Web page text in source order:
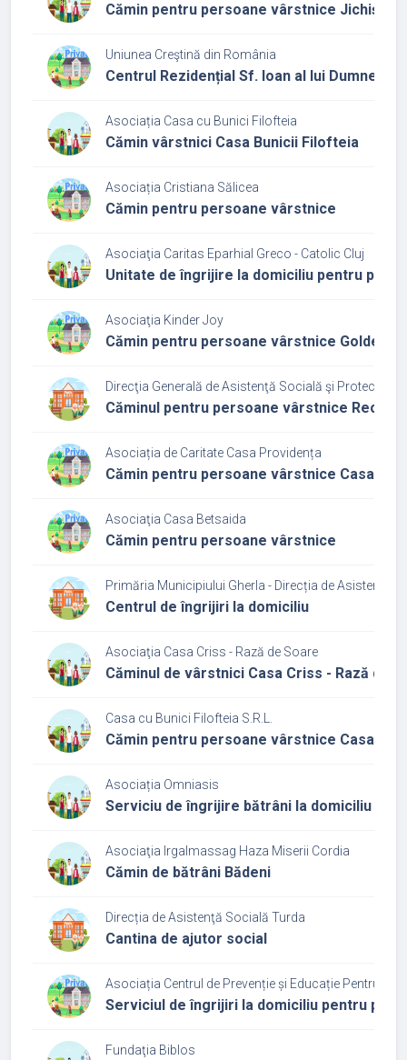
Cămin pentru persoane vârstnice Jichișu
Uniunea Creştină din România
Centrul Rezidențial Sf. Ioan al lui
Asociația Casa cu Bunici Filofteia
Cămin vârstnici Casa Bunicii Filofteia
Asociația Cristiana Sălicea
Cămin pentru persoane vârstnice
Asociaţia Caritas Eparhial Greco - Catolic Cluj
Unitate de îngrijire la domiciliu pentru
Asociaţia Kinder Joy
Cămin pentru persoane vârstnice Golden
Direcţia Generală de Asistenţă Socială şi Protecţia
Căminul pentru persoane vârstnice Recea
Asociația de Caritate Casa Providența
Cămin pentru persoane vârstnice Casa
Asociaţia Casa Betsaida
Cămin pentru persoane vârstnice
Primăria Municipiului Gherla - Direcția de Asistenţă
Centrul de îngrijiri la domiciliu
Asociaţia Casa Criss - Rază de Soare
Căminul de vârstnici Casa Criss - Rază de
Casa cu Bunici Filofteia S.R.L.
Cămin pentru persoane vârstnice Casa cu
Asociația Omniasis
Serviciu de îngrijire bătrâni la domiciliu
Asociaţia Irgalmassag Haza Miserii Cordia
Cămin de bătrâni Bădeni
Direcția de Asistenţă Socială Turda
Cantina de ajutor social
Asociația Centrul de Prevenție și Educație Pentru
Serviciul de îngrijiri la domiciliu pentru
Fundaţia Biblos